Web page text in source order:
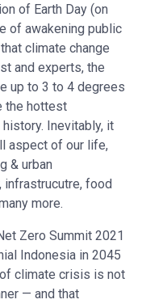
of Earth Day (on
of awakening public
climate change
and experts, the
up to 3 to 4 degrees
the hottest
Inevitably, it
aspect of our life,
& urban
infrastrucutre, food
more.
Zero Summit 2021
Indonesia in 2045
climate crisis is not
— and that